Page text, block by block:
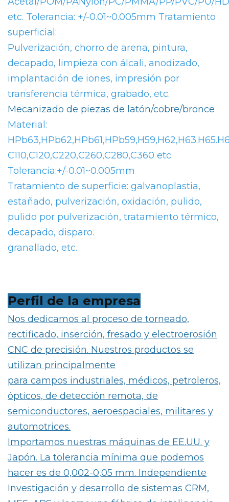
etc. Tolerancia: +/-0.01~0.005mm Tratamiento
superficial:
Pulverización, chorro de arena, pintura,
decapado, limpieza con álcali, anodizado,
implantación de iones, impresión por
transferencia térmica, grabado, etc.
Mecanizado de piezas de latón/cobre/bronce
Material:
C110,C120,C220,C260,C280,C360 etc.
Tolerancia:+/-0.01~0.005mm
Tratamiento de superficie: galvanoplastia,
estañado, pulverización, oxidación, pulido,
pulido por pulverización, tratamiento térmico,
decapado, disparo.
granallado, etc.
Perfil de la empresa
Nos dedicamos al proceso de torneado,
rectificado, inserción, fresado y electroerosión
CNC de precisión. Nuestros productos se
utilizan principalmente
para campos industriales, médicos, petroleros,
ópticos, de detección remota, de
semiconductores, aeroespaciales, militares y
automotrices.
Importamos nuestras máquinas de EE.UU. y
Japón. La tolerancia mínima que podemos
hacer es de 0,002-0,05 mm. Independiente
Investigación y desarrollo de sistemas CRM,